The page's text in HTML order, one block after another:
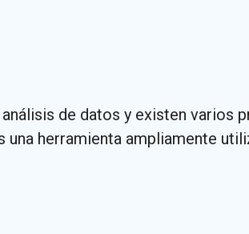
de datos y existen varios
herramienta ampliamente